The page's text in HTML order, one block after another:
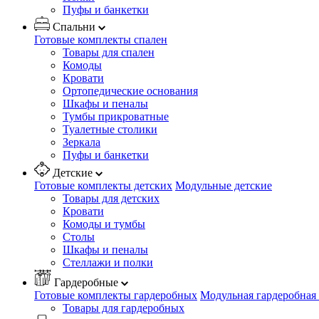
Пуфы и банкетки
Спальни
Готовые комплекты спален
Товары для спален
Комоды
Кровати
Ортопедические основания
Шкафы и пеналы
Тумбы прикроватные
Туалетные столики
Зеркала
Пуфы и банкетки
Детские
Готовые комплекты детских Модульные детские
Товары для детских
Кровати
Комоды и тумбы
Столы
Шкафы и пеналы
Стеллажи и полки
Гардеробные
Готовые комплекты гардеробных Модульная
Товары для гардеробных